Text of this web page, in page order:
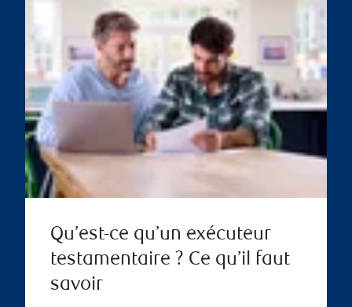
Qu’est-ce qu’un exécuteur
testamentaire ? Ce qu’il faut
savoir